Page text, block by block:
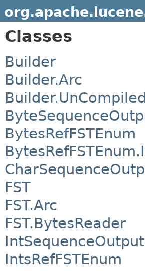
Classes
Builder
Builder.Arc
BytesRefFSTEnum
FST
FST.Arc
FST.BytesReader
IntsRefFSTEnum